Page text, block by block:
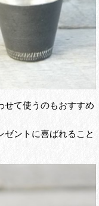
せて使うのもおすすめ
ントに喜ばれること